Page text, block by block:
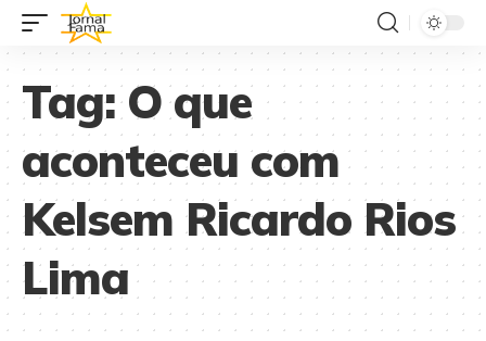
Tag:O que
aconteceu com
Kelsem Ricardo Rios
Lima